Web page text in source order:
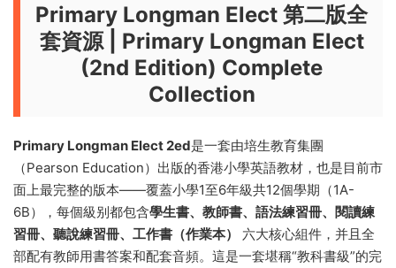
Primary Longman Elect 第二版全
套資源 | Primary Longman Elect
(2nd Edition) Complete
Collection
Primary Longman Elect 2ed是一套由培生教育集團
（Pearson Education）出版的香港小學英語教材，也是目前市
面上最完整的版本——覆蓋小學1至6年級共12個學期（1A-
6B），每個級别都包含學生書、教師書、語法練習冊、閱讀練
習冊、聽說練習冊、工作書（作業本）
六大核心組件，并且全
部配有教師用書答案和配套音頻。這是一套堪稱“教科書級”的完